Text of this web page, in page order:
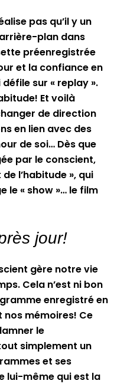
pas qu’il y un
plan dans
préenregistrée
et la confiance en
sur « replay ».
Et voilà
de direction
en lien avec des
de soi… Dès que
par le conscient,
l’habitude », qui
le « show »… le film
jour!
gère notre vie
Cela n’est ni bon
enregistré en
mémoires! Ce
le
simplement un
et ses
lui-même qui est la